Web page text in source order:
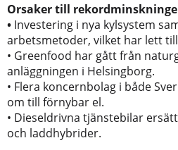
Orsaker till
• Investering i nya kylsystem
arbetsmetoder, vilket har lett
• Greenfood har gått från
anläggningen i Helsingborg.
• Flera koncernbolag i både
om till förnybar el.
• Dieseldrivna tjänstebilar
och laddhybrider.